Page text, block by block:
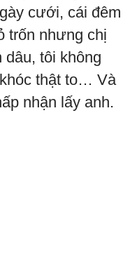
cưới, cái đêm
trốn nhưng chị
dâu, tôi không
thật to… Và
nhận lấy anh.